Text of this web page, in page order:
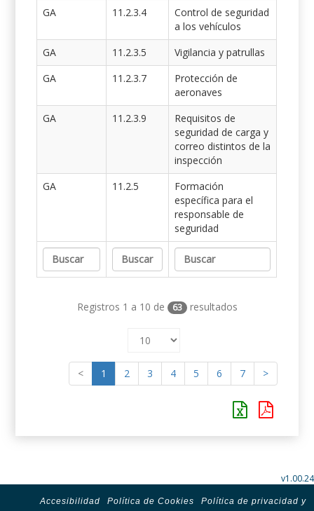
GA
11.2.3.4
Control de seguridad
a los vehículos
GA
11.2.3.5
Vigilancia y patrullas
GA
11.2.3.7
Protección de
aeronaves
GA
11.2.3.9
Requisitos de
seguridad de carga y
correo distintos de la
inspección
GA
11.2.5
Formación
específica para el
responsable de
seguridad
Registros 1 a 10 de 63 resultados
< 1 2 3 4 5 6 7 >
v1.00.24
Accesibilidad Política de Cookies
Política de privacidad y